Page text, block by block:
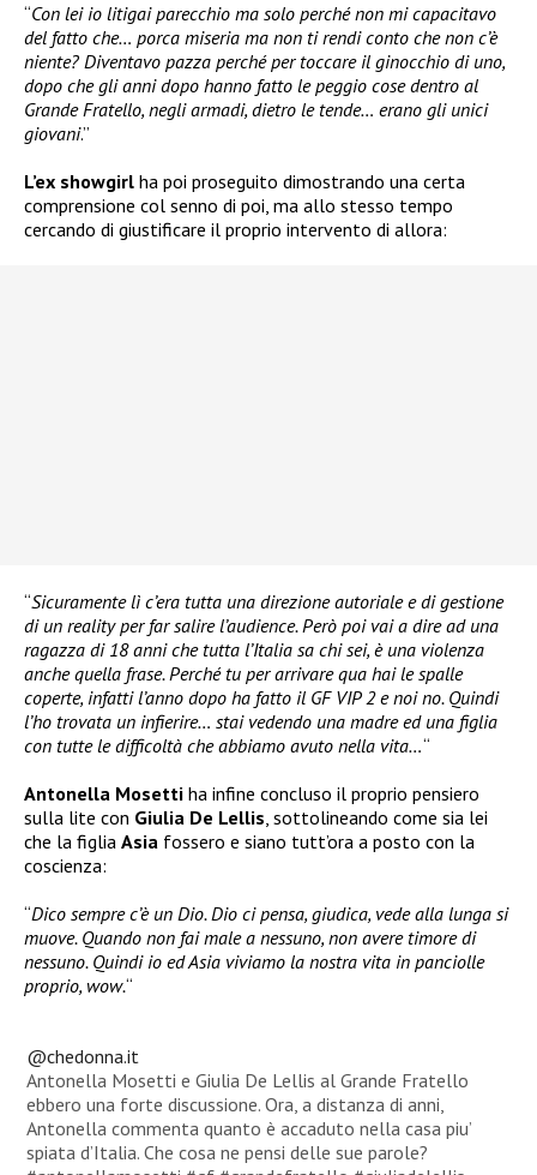
“Con lei io litigai parecchio ma solo perché non mi capacitavo
del fatto che… porca miseria ma non ti rendi conto che non c’è
niente? Diventavo pazza perché per toccare il ginocchio di uno,
dopo che gli anni dopo hanno fatto le peggio cose dentro al
Grande Fratello, negli armadi, dietro le tende… erano gli unici
giovani.”
L’ex showgirl ha poi proseguito dimostrando una certa
comprensione col senno di poi, ma allo stesso tempo
cercando di giustificare il proprio intervento di allora:
“Sicuramente lì c’era tutta una direzione autoriale e di gestione
di un reality per far salire l’audience. Però poi vai a dire ad una
ragazza di 18 anni che tutta l’Italia sa chi sei, è una violenza
anche quella frase. Perché tu per arrivare qua hai le spalle
coperte, infatti l’anno dopo ha fatto il GF VIP 2 e noi no. Quindi
l’ho trovata un infierire… stai vedendo una madre ed una figlia
con tutte le difficoltà che abbiamo avuto nella vita…“
Antonella Mosetti ha infine concluso il proprio pensiero
sulla lite con Giulia De Lellis, sottolineando come sia lei
che la figlia Asia fossero e siano tutt’ora a posto con la
coscienza:
“Dico sempre c’è un Dio. Dio ci pensa, giudica, vede alla lunga si
muove. Quando non fai male a nessuno, non avere timore di
nessuno. Quindi io ed Asia viviamo la nostra vita in panciolle
proprio, wow.“
@chedonna.it
Antonella Mosetti e Giulia De Lellis al Grande Fratello
ebbero una forte discussione. Ora, a distanza di anni,
Antonella commenta quanto è accaduto nella casa piu’
spiata d’Italia. Che cosa ne pensi delle sue parole?